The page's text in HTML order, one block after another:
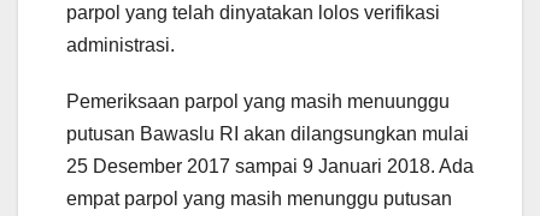
parpol yang telah dinyatakan lolos verifikasi
administrasi.
Pemeriksaan parpol yang masih menuunggu
putusan Bawaslu RI akan dilangsungkan mulai
25 Desember 2017 sampai 9 Januari 2018. Ada
empat parpol yang masih menunggu putusan